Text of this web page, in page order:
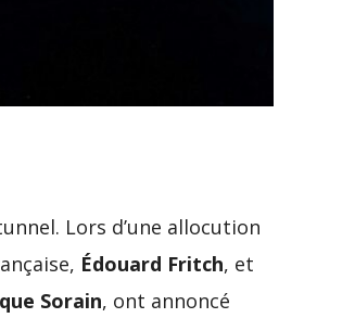
Lors d’une allocution
Édouard Fritch, et
Sorain, ont annoncé